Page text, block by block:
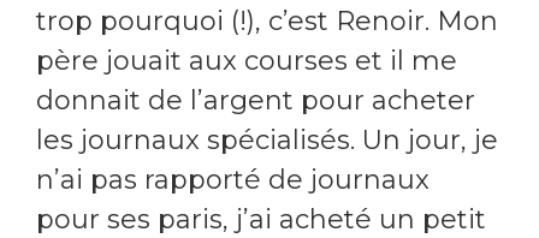
trop pourquoi (!), c’est Renoir. Mon
père jouait aux courses et il me
donnait de l’argent pour acheter
les journaux spécialisés. Un jour, je
n’ai pas rapporté de journaux
pour ses paris, j’ai acheté un petit